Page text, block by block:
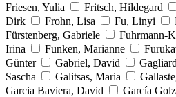
Friesen, Yulia
Fritsch, Hildegard
Dirk
Frohn, Lisa Fu, Linyi
Fürstenberg, Gabriele
Fuhrmann-
Irina
Funken, Marianne
Günter
Gabriel, David
Sascha
Galitsas, Maria
Garcia Baviera, David
García